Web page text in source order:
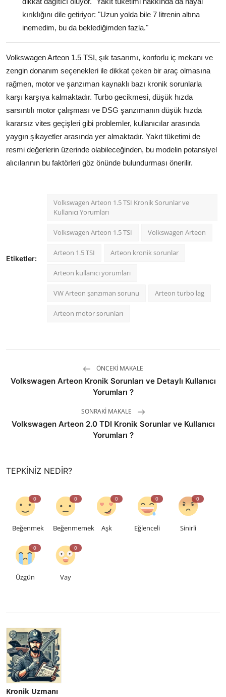
kırıklığını dile getiriyor: "Uzun yolda bile 7 litrenin altına
inemedim, bu da beklediğimden fazla."
Volkswagen Arteon 1.5 TSI, şık tasarımı, konforlu iç mekanı ve
zengin donanım seçenekleri ile dikkat çeken bir araç olmasına
rağmen, motor ve şanzıman kaynaklı bazı kronik sorunlarla
karşı karşıya kalmaktadır. Turbo gecikmesi, düşük hızda
sarsıntılı motor çalışması ve DSG şanzımanın düşük hızda
kararsız vites geçişleri gibi problemler, kullanıcılar arasında
yaygın şikayetler arasında yer almaktadır. Yakıt tüketimi de
resmi değerlerin üzerinde olabileceğinden, bu modelin potansiyel
alıcılarının bu faktörleri göz önünde bulundurması önerilir.
Etiketler:
Volkswagen Arteon 1.5 TSI Kronik Sorunlar ve
Kullanıcı Yorumları
Volkswagen Arteon 1.5 TSI Volkswagen Arteon
Arteon 1.5 TSI Arteon kronik sorunlar
Arteon kullanıcı yorumları
VW Arteon şanzıman sorunu Arteon turbo lag
Arteon motor sorunları
ÖNCEKI MAKALE
Volkswagen Arteon Kronik Sorunları ve Detaylı Kullanıcı
Yorumları ?
SONRAKI MAKALE
Volkswagen Arteon 2.0 TDI Kronik Sorunlar ve Kullanıcı
Yorumları ?
TEPKINIZ NEDIR?
0
Beğenmek
0
Beğenmemek
0
Aşk
0
Eğlenceli
0
Sinirli
0
Üzgün
0
Vay
Kronik Uzmanı